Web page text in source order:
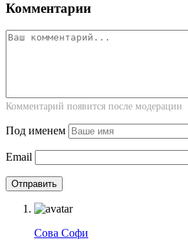
Комментарии
Комментарий появится после модерации
Под именем
Email
Сова Софи